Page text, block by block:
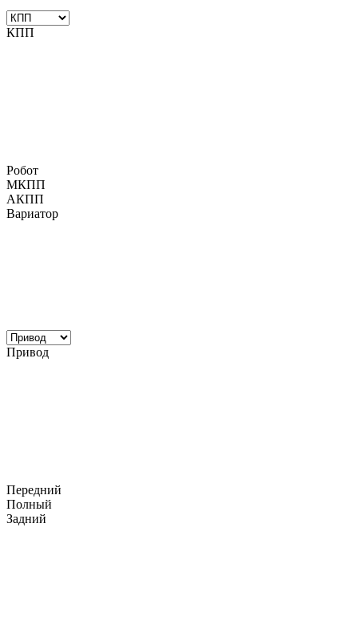
КПП
Робот
МКПП
АКПП
Вариатор
Привод
Передний
Полный
Задний